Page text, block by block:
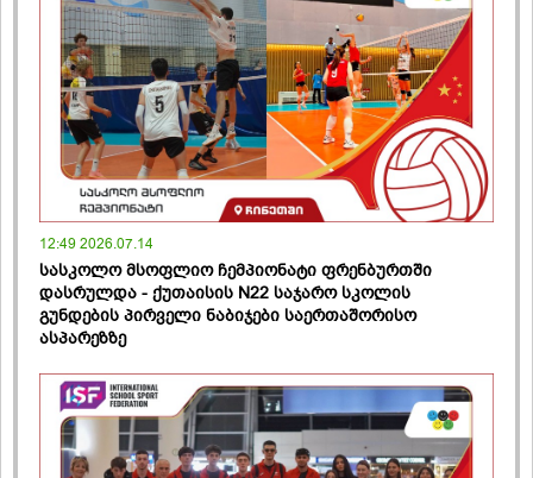
12:49 2026.07.14
სასკოლო მსოფლიო ჩემპიონატი ფრენბურთში
დასრულდა - ქუთაისის N22 საჯარო სკოლის
გუნდების პირველი ნაბიჯები საერთაშორისო
ასპარეზზე